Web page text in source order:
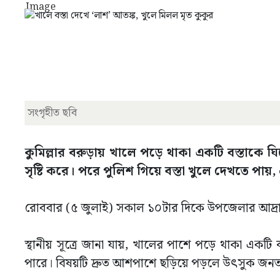
সংগৃহীত ছবি
কুমিল্লার বরুড়ায় খালে পড়ে থাকা একটি বস্তাকে
সৃষ্টি করে। পরে পুলিশ গিয়ে বস্তা খুলে দেখতে
রোববার (৫ জুলাই) সকাল ১০টার দিকে উপজেলার আদ্রা
স্থানীয় সূত্রে জানা যায়, খালের পাশে পড়ে থাকা
পারে। বিষয়টি দ্রুত আশপাশে ছড়িয়ে পড়লে উৎসুক